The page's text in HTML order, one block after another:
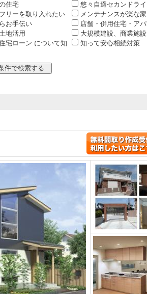
住宅
悠々自適セカンドラ
リーを取り入れたい
メンテナンスが楽な家
お手伝い
店舗・併用住宅・アパ
地活用
大規模建設、商業施設
宅ローン について知
知って安心相続対策